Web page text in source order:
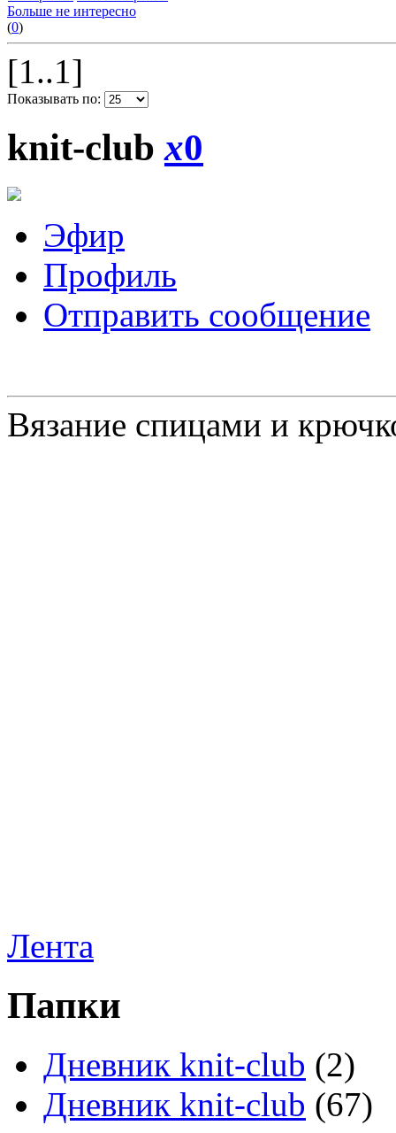
Больше не интересно
(0)
[1..1]
Показывать по:
knit-clubx0
Эфир
Профиль
Отправить сообщение
Вязание спицами и
Лента
Папки
Дневник knit-club (2)
Дневник knit-club (67)